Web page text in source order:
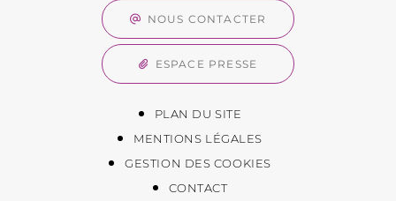
NOUS CONTACTER
ESPACE PRESSE
PLAN DU SITE
MENTIONS LÉGALES
GESTION DES COOKIES
CONTACT